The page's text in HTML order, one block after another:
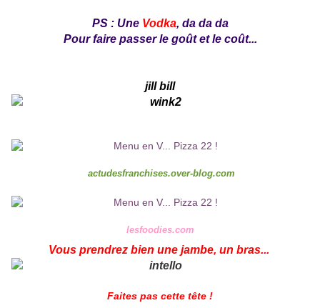
PS : Une Vodka, da da da
Pour faire passer le goût et le coût...
jill bill
actudesfranchises.over-blog.com
lesfoodies.com
Vous prendrez bien une jambe, un bras...
Faites pas cette tête !